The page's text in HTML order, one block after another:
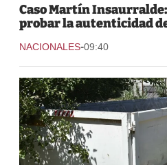
Caso Martín
probar la autenticidad
NACIONALES-09:40